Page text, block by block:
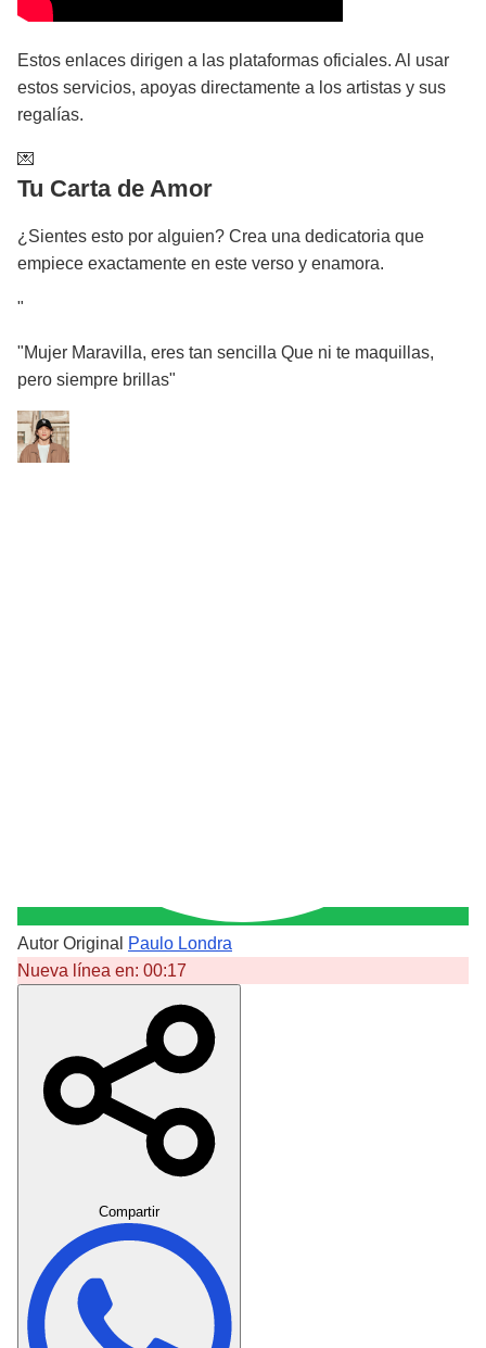
Estos enlaces dirigen a las plataformas oficiales. Al usar
estos servicios, apoyas directamente a los artistas y sus
regalías.
💌
Tu Carta de Amor
¿Sientes esto por alguien? Crea una dedicatoria que
empiece exactamente en este verso y enamora.
"
"Mujer Maravilla, eres tan sencilla Que ni te maquillas,
pero siempre brillas"
Autor Original
Paulo Londra
Nueva línea en: 00:17
Compartir